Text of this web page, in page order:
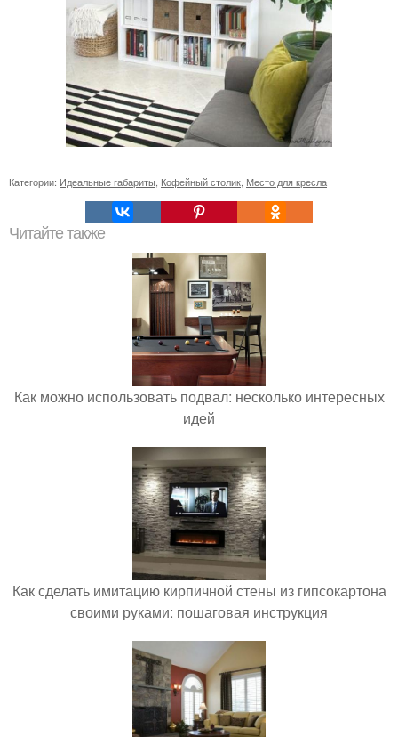
Категории: Идеальные габариты Кофейный столик Место для кресла
Читайте также
Как можно использовать подвал: несколько интересных
идей
Как сделать имитацию кирпичной стены из гипсокартона
своими руками: пошаговая инструкция